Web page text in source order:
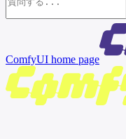
ComfyUI home page